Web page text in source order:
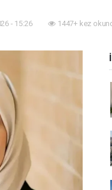
- 15:26 1447+ kez